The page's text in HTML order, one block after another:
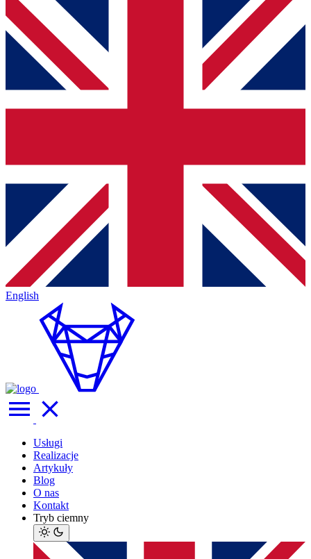
English
Usługi
Realizacje
Artykuły
Blog
O nas
Kontakt
Tryb ciemny